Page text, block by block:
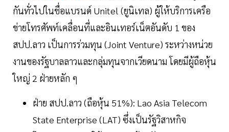
กันทั่วไปในชื่อแบรนด์ Unitel (ยูนิเทล) ผู้ให้บริการเครือ
ข่ายโทรศัพท์เคลื่อนที่และอินเทอร์เน็ตอันดับ 1 ของ
สปป.ลาว เป็นการร่วมทุน (Joint Venture) ระหว่างหน่วย
งานของรัฐบาลลาวและกลุ่มทุนจากเวียดนาม โดยมีผู้ถือหุ้น
ใหญ่ 2 ฝ่ายหลัก ๆ
ฝ่าย สปป.ลาว (ถือหุ้น 51%): Lao Asia Telecom
State Enterprise (LAT) ซึ่งเป็นรัฐวิสาหกิจ